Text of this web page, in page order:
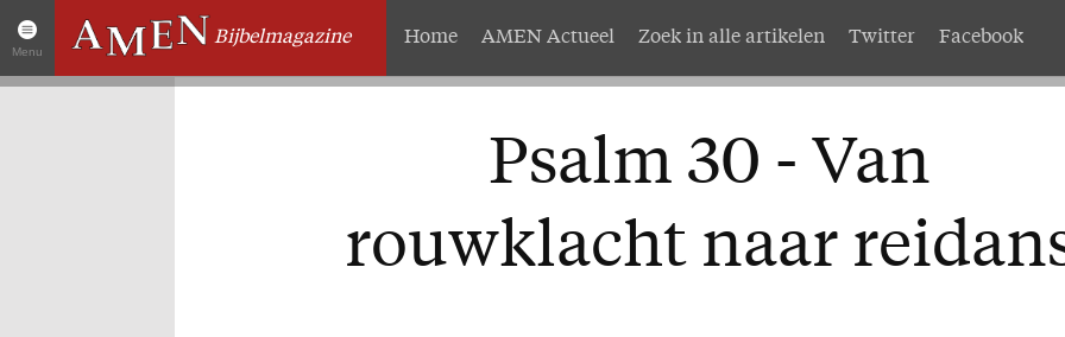
Menu
Bijbelmagazine
Over AMEN
Abonnementen
Geschenkabonnement
Proefnummer AMEN
Service
Adreswijziging
Nabestellen
Vragen en opmerkingen
Home AMEN Actueel Zoek in alle artikelen Twitter Facebook
Psalm 30 - Van
rouwklacht naar